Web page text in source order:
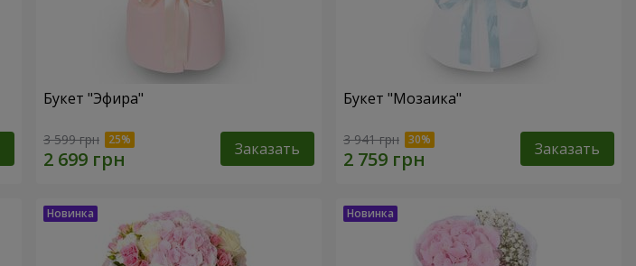
Букет "Эфира"
3 599 грн Заказать
Букет "Мозаика"
3 941 грн Заказать